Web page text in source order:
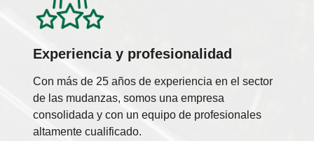
Experiencia y profesionalidad
Con más de 25 años de experiencia en el sector
de las mudanzas, somos una empresa
consolidada y con un equipo de profesionales
altamente cualificado.